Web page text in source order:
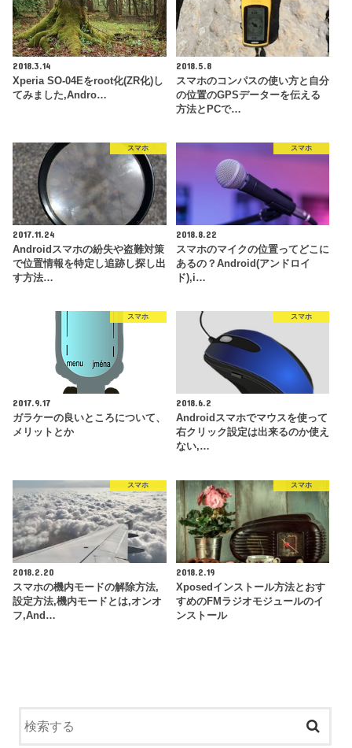
2018.3.14
Xperia SO-04Eをroot化(ZR化)し
てみました,Andro…
2018.5.8
スマホのコンパスの使い方と自分
の位置のGPSデーターを伝える
方法とPCで…
スマホ
2017.11.24
Androidスマホの紛失や盗難対策
で位置情報を特定し追跡し探し出
す方法…
スマホ
2018.8.22
スマホのマイクの位置ってどこに
あるの？Android(アンドロイ
ド),i…
スマホ
2017.9.17
ガラケーの良いところについて、
メリットとか
スマホ
2018.6.2
Androidスマホでマウスを使って
右クリック設定は出来るのか使え
ない,…
スマホ
2018.2.20
スマホの機内モードの解除方法,
設定方法,機内モードとは,オンオ
フ,And…
スマホ
2018.2.19
Xposedインストール方法とおす
すめのFMラジオモジュールのイ
ンストール